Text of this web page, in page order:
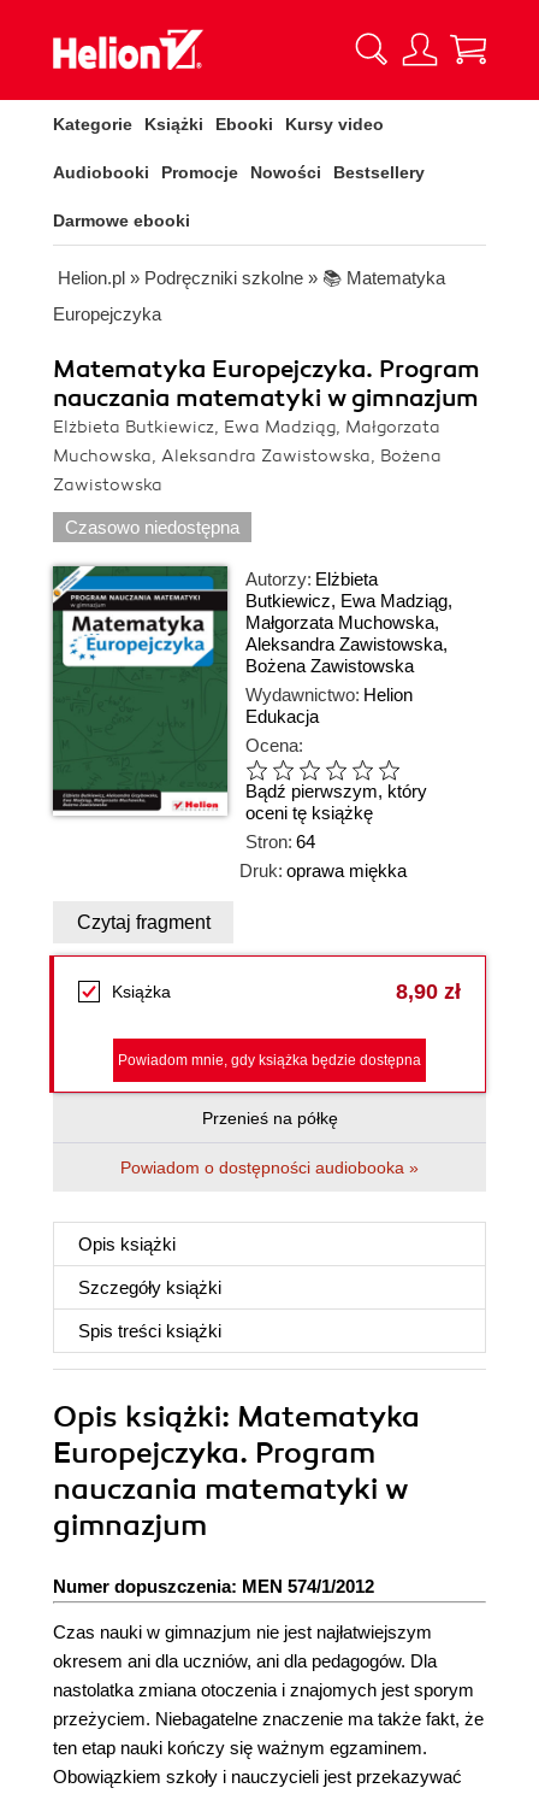
Kategorie Książki Ebooki Kursy video
Audiobooki Promocje Nowości Bestsellery
Darmowe ebooki
Helion.pl » Podręczniki szkolne » 📚 Matematyka
Europejczyka
Matematyka Europejczyka. Program
nauczania matematyki w gimnazjum
Elżbieta Butkiewicz, Ewa Madziąg, Małgorzata
Muchowska, Aleksandra Zawistowska, Bożena
Zawistowska
Czasowo niedostępna
Autorzy: Elżbieta
Butkiewicz, Ewa Madziąg,
Małgorzata Muchowska,
Aleksandra Zawistowska,
Bożena Zawistowska
Wydawnictwo: Helion
Edukacja
Ocena:
Bądź pierwszym, który
oceni tę książkę
Stron: 64
Druk: oprawa miękka
Czytaj fragment
Książka 8,90 zł
Powiadom mnie, gdy książka będzie dostępna
Przenieś na półkę
Powiadom o dostępności audiobooka »
Opis książki
Szczegóły książki
Spis treści książki
Opis książki: Matematyka
Europejczyka. Program
nauczania matematyki w
gimnazjum
Numer dopuszczenia: MEN 574/1/2012
Czas nauki w gimnazjum nie jest najłatwiejszym
okresem ani dla uczniów, ani dla pedagogów. Dla
nastolatka zmiana otoczenia i znajomych jest sporym
przeżyciem. Niebagatelne znaczenie ma także fakt, że
ten etap nauki kończy się ważnym egzaminem.
Obowiązkiem szkoły i nauczycieli jest przekazywać